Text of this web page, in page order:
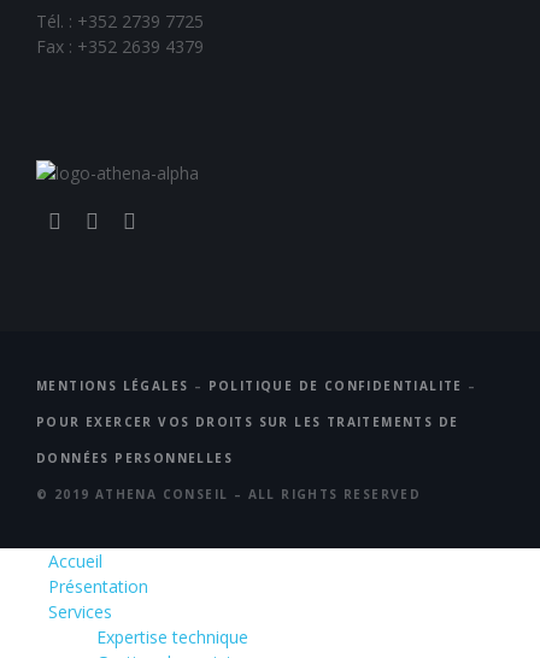
Tél. : +352 2739 7725
Fax : +352 2639 4379
MENTIONS LÉGALES – POLITIQUE DE CONFIDENTIALITE –
POUR EXERCER VOS DROITS SUR LES TRAITEMENTS DE
DONNÉES PERSONNELLES
© 2019 ATHENA CONSEIL – ALL RIGHTS RESERVED
Accueil
Présentation
Services
Expertise technique